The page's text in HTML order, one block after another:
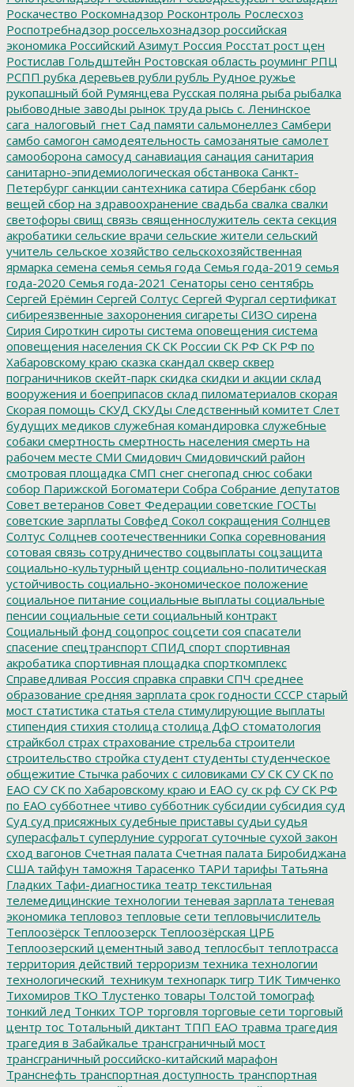
Роскачество Роскомнадзор Росконтроль Рослесхоз
Роспотребнадзор россельхознадзор российская
экономика Российский Азимут Россия Росстат рост цен
Ростислав Гольдштейн Ростовская область роуминг РПЦ
РСПП рубка деревьев рубли рубль Рудное ружье
рукопашный бой Румянцева Русская поляна рыба рыбалка
рыбоводные заводы рынок труда рысь с. Ленинское
сага_налоговый_гнет Сад памяти сальмонеллез Самбери
самбо самогон самодеятельность самозанятые самолет
самооборона самосуд санавиация санация санитария
санитарно-эпидемиологическая обстанвока Санкт-
Петербург санкции сантехника сатира Сбербанк сбор
вещей сбор на здравоохранение свадьба свалка свалки
светофоры свищ связь священнослужитель секта секция
акробатики сельские врачи сельские жители сельский
учитель сельское хозяйство сельскохозяйственная
ярмарка семена семья семья года Семья года-2019 семья
года-2020 Семья года-2021 Сенаторы сено сентябрь
Сергей Ерёмин Сергей Солтус Сергей Фургал сертификат
сибиреязвенные захоронения сигареты СИЗО сирена
Сирия Сироткин сироты система оповещения система
оповещения населения СК СК России СК РФ СК РФ по
Хабаровскому краю сказка скандал сквер сквер
пограничников скейт-парк скидка скидки и акции склад
вооружения и боеприпасов склад пиломатериалов скорая
Скорая помощь СКУД СКУДы Следственный комитет Слет
будущих медиков служебная командировка служебные
собаки смертность смертность населения смерть на
рабочем месте СМИ Смидович Смидовичский район
смотровая площадка СМП снег снегопад снюс собаки
собор Парижской Богоматери Собра Собрание депутатов
Совет ветеранов Совет Федерации советские ГОСТы
советские зарплаты Совфед Сокол сокращения Солнцев
Солтус Солцнев соотечественники Сопка соревнования
сотовая связь сотрудничество соцвыплаты соцзащита
социально-культурный центр социально-политическая
устойчивость социально-экономическое положение
социальное питание социальные выплаты социальные
пенсии социальные сети социальный контракт
Социальный фонд соцопрос соцсети соя спасатели
спасение спецтранспорт СПИД спорт спортивная
акробатика спортивная площадка спорткомплекс
Справедливая Россия справка справки СПЧ среднее
образование средняя зарплата срок годности СССР старый
мост статистика статья стела стимулирующие выплаты
стипендия стихия столица столица ДфО стоматология
страйкбол страх страхование стрельба строители
строительство стройка студент студенты студенческое
общежитие Стычка рабочих с силовиками СУ СК СУ СК по
ЕАО СУ СК по Хабаровскому краю и ЕАО су ск рф СУ СК РФ
по ЕАО субботнее чтиво субботник субсидии субсидия суд
Суд суд присяжных судебные приставы судьи судья
суперасфальт суперлуние суррогат суточные сухой закон
сход вагонов Счетная палата Счетная палата Биробиджана
США тайфун таможня Тарасенко ТАРИ тарифы Татьяна
Гладких Тафи-диагностика театр текстильная
телемедицинские технологии теневая зарплата теневая
экономика тепловоз тепловые сети тепловычислитель
Теплоозёрск Теплоозерск Теплоозёрская ЦРБ
Теплоозерский цементный завод теплосбыт теплотрасса
территория действий терроризм техника технологии
технологический_техникум технопарк тигр ТИК Тимченко
Тихомиров ТКО Тлустенко товары Толстой томограф
тонкий лед Тонких ТОР торговля торговые сети торговый
центр тос Тотальный диктант ТПП ЕАО травма трагедия
трагедия в Забайкалье трансграничный мост
трансграничный российско-китайский марафон
Транснефть транспортная доступность транспортная